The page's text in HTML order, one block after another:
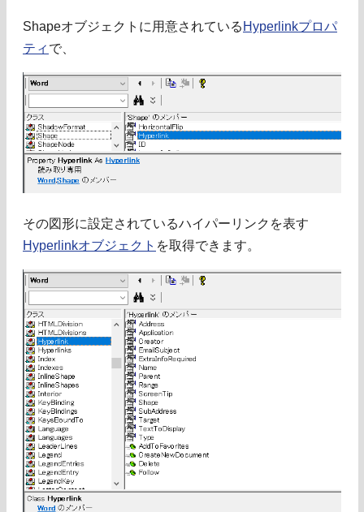
Shapeオブジェクトに用意されている Hyperlinkプロパ
ティ で、
その図形に設定されているハイパーリンクを表す
Hyperlinkオブジェクト を取得できます。